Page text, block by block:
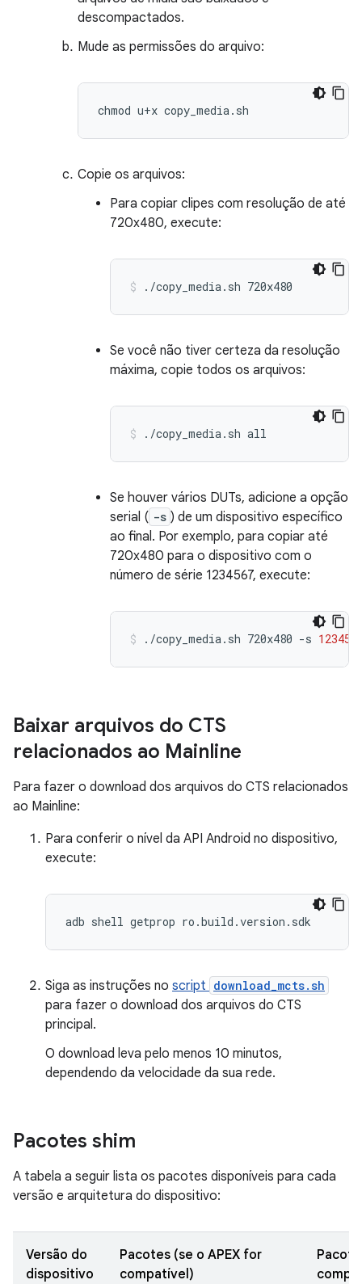
descompactados.
Mude as permissões do arquivo:
Copie os arquivos:
Para copiar clipes com resolução de até
720x480, execute:
./copy_media.sh 720x480
Se você não tiver certeza da resolução
máxima, copie todos os arquivos:
./copy_media.sh all
Se houver vários DUTs, adicione a opção
serial ( -s ) de um dispositivo específico
ao final. Por exemplo, para copiar até
720x480 para o dispositivo com o
número de série 1234567, execute:
./copy_media.sh 720x480 -s
Baixar arquivos do CTS
relacionados ao Mainline
Para fazer o download dos arquivos do CTS relacionados
ao Mainline:
Para conferir o nível da API Android no dispositivo,
execute:
Siga as instruções no script download_mcts.sh
para fazer o download dos arquivos do CTS
principal.
O download leva pelo menos 10 minutos,
dependendo da velocidade da sua rede.
Pacotes shim
A tabela a seguir lista os pacotes disponíveis para cada
versão e arquitetura do dispositivo:
Versão do
dispositivo
Pacotes (se o APEX for
compatível)